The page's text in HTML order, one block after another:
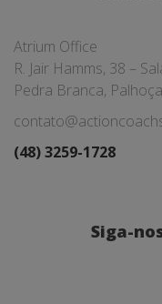
Atrium Office
R. Jair Hamms, 38 –
Pedra Branca,
(48) 3259-1728
Siga-